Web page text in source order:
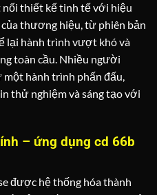
thiết kế tinh tế với hiệu
thương hiệu, từ phiên bản
lại hành trình vượt khó và
toàn cầu. Nhiều người
một hành trình phấn đấu,
thử nghiệm và sáng tạo với
– ứng dụng cd 66b
được hệ thống hóa thành